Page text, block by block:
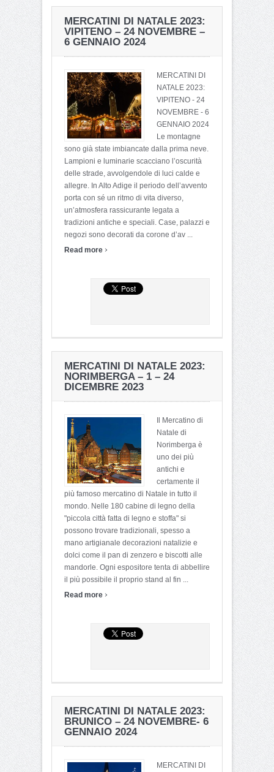
MERCATINI DI NATALE 2023:
VIPITENO – 24 NOVEMBRE –
6 GENNAIO 2024
MERCATINI DI
NATALE 2023:
VIPITENO - 24
NOVEMBRE - 6
GENNAIO 2024
Le montagne
sono già state imbiancate dalla prima neve.
Lampioni e luminarie scacciano l’oscurità
delle strade, avvolgendole di luci calde e
allegre. In Alto Adige il periodo dell’avvento
porta con sé un ritmo di vita diverso,
un’atmosfera rassicurante legata a
tradizioni antiche e speciali. Case, palazzi e
negozi sono decorati da corone d’av ...
Read more ›
MERCATINI DI NATALE 2023:
NORIMBERGA – 1 – 24
DICEMBRE 2023
Il Mercatino di
Natale di
Norimberga è
uno dei più
antichi e
certamente il
più famoso mercatino di Natale in tutto il
mondo. Nelle 180 cabine di legno della
"piccola città fatta di legno e stoffa" si
possono trovare tradizionali, spesso a
mano artigianale decorazioni natalizie e
dolci come il pan di zenzero e biscotti alle
mandorle. Ogni espositore tenta di abbellire
il più possibile il proprio stand al fin ...
Read more ›
MERCATINI DI NATALE 2023:
BRUNICO – 24 NOVEMBRE- 6
GENNAIO 2024
MERCATINI DI